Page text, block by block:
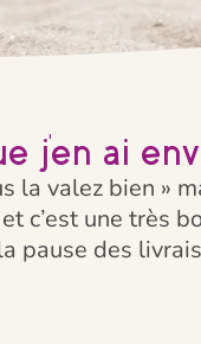
j'en ai
la valez bien »
c’est une très
pause des